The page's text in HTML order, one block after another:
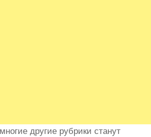
другие рубрики станут